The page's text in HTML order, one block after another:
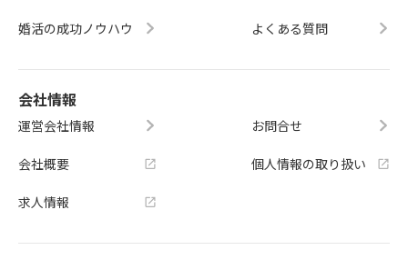
婚活の成功ノウハウ よくある質問
会社情報
運営会社情報
会社概要
求人情報
お問合せ
個人情報の取り扱い